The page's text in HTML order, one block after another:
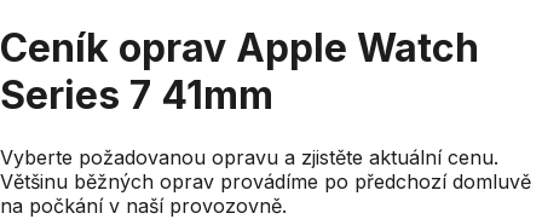
Ceník oprav Apple Watch
Series 7 41mm
Vyberte požadovanou opravu a zjistěte aktuální cenu.
Většinu běžných oprav provádíme po předchozí domluvě
na počkání v naší provozovně.